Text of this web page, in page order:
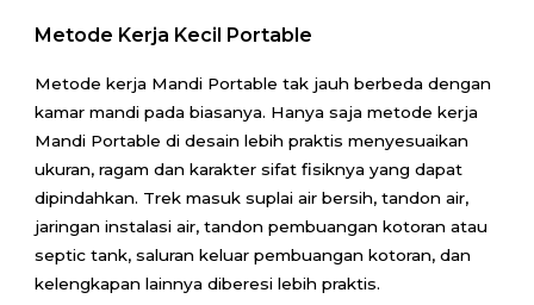
Metode Kerja Kecil Portable
Metode kerja Mandi Portable tak jauh berbeda dengan
kamar mandi pada biasanya. Hanya saja metode kerja
Mandi Portable di desain lebih praktis menyesuaikan
ukuran, ragam dan karakter sifat fisiknya yang dapat
dipindahkan. Trek masuk suplai air bersih, tandon air,
jaringan instalasi air, tandon pembuangan kotoran atau
septic tank, saluran keluar pembuangan kotoran, dan
kelengkapan lainnya diberesi lebih praktis.